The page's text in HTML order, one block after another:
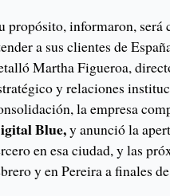
propósito, informaron, será
a sus clientes de
Martha Figueroa,
y relaciones
la empresa
Blue,y anunció la
en esa ciudad, y las
y en Pereira a finales